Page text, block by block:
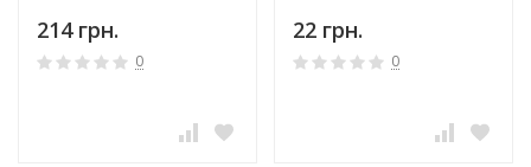
214 грн.
0
22 грн.
0